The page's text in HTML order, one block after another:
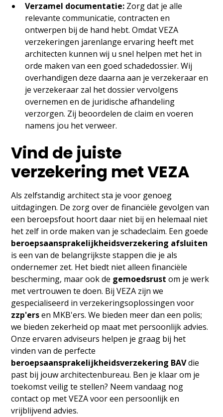
Verzamel documentatie: Zorg dat je alle
relevante communicatie, contracten en
ontwerpen bij de hand hebt. Omdat VEZA
verzekeringen jarenlange ervaring heeft met
architecten kunnen wij u snel helpen met het in
orde maken van een goed schadedossier. Wij
overhandigen deze daarna aan je verzekeraar en
je verzekeraar zal het dossier vervolgens
overnemen en de juridische afhandeling
verzorgen. Zij beoordelen de claim en voeren
namens jou het verweer.
Vind de juiste
verzekering met VEZA
Als zelfstandig architect sta je voor genoeg
uitdagingen. De zorg over de financiële gevolgen van
een beroepsfout hoort daar niet bij en helemaal niet
het zelf in orde maken van je schadeclaim. Een goede
beroepsaansprakelijkheidsverzekering afsluiten
is een van de belangrijkste stappen die je als
ondernemer zet. Het biedt niet alleen financiële
bescherming, maar ook de gemoedsrust om je werk
met vertrouwen te doen. Bij VEZA zijn we
gespecialiseerd in verzekeringsoplossingen voor
zzp'ersen MKB'ers. We bieden meer dan een polis;
we bieden zekerheid op maat met persoonlijk advies.
Onze ervaren adviseurs helpen je graag bij het
vinden van de perfecte
beroepsaansprakelijkheidsverzekering BAVdie
past bij jouw architectenbureau. Ben je klaar om je
toekomst veilig te stellen? Neem vandaag nog
contact op met VEZA voor een persoonlijk en
vrijblijvend advies.